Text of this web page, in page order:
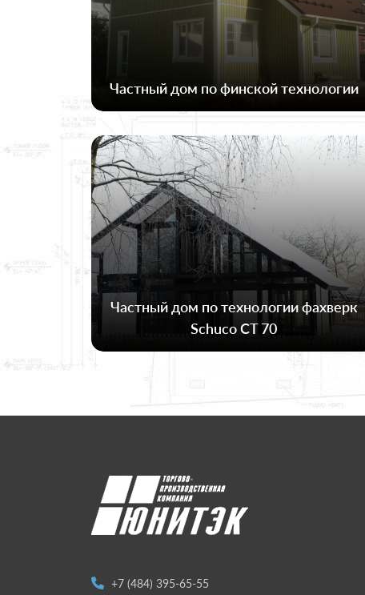
Частный дом по финской технологии
Частный дом по технологии фахверк
Schuco CT 70
+7 (484) 395-65-55